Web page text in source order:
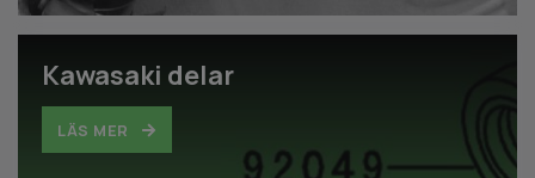
Kawasaki delar
LÄS MER